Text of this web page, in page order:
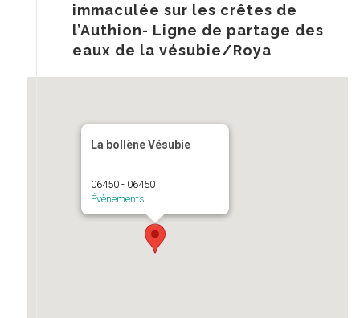
immaculée sur les crêtes de
l’Authion- Ligne de partage des
eaux de la vésubie/Roya
La bollène Vésubie
06450 - 06450
Évènements